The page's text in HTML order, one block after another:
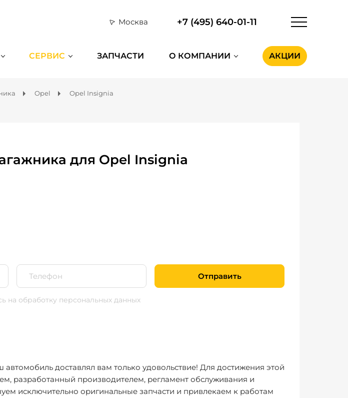
Москва +7 (495) 640-01-11
СЕРВИС ЗАПЧАСТИ О КОМПАНИИ АКЦИИ
Opel Opel Insignia
для Opel Insignia
Отправить
на обработку персональных данных
доставлял вам только удовольствие! Для достижения этой
разработанный производителем, регламент обслуживания и
исключительно оригинальные запчасти и привлекаем к работам